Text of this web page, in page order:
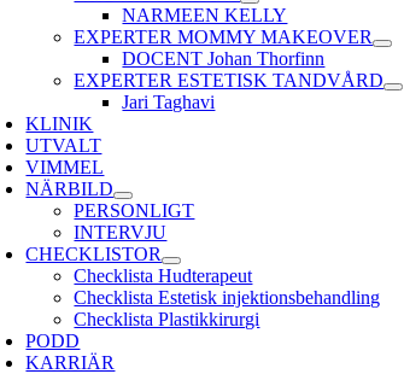
NARMEEN KELLY
EXPERTER MOMMY MAKEOVER
DOCENT Johan Thorfinn
EXPERTER ESTETISK TANDVÅRD
Jari Taghavi
KLINIK
UTVALT
VIMMEL
NÄRBILD
PERSONLIGT
INTERVJU
CHECKLISTOR
Checklista Hudterapeut
Checklista Estetisk injektionsbehandling
Checklista Plastikkirurgi
PODD
KARRIÄR